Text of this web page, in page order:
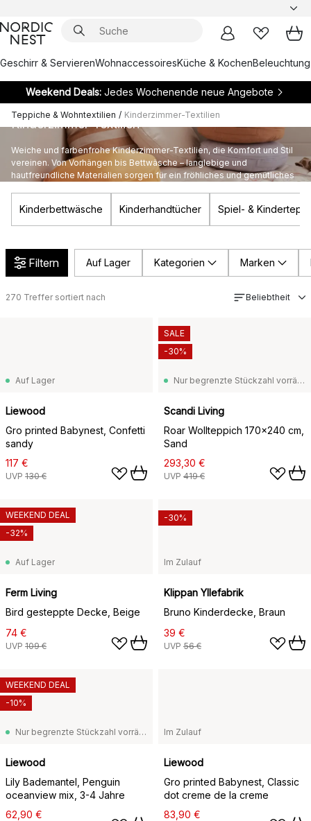
Geschirr & ServierenWohnaccessoiresKüche & KochenBeleuchtung
Weekend Deals:Jedes Wochenende neue Angebote
Teppiche & Wohntextilien / Kinderzimmer-Textilien
Kinderzimmer-Textilien
Weiche und farbenfrohe Kinderzimmer-Textilien, die Komfort und Stil
vereinen. Von Vorhängen bis Bettwäsche – langlebige und
hautfreundliche Materialien sorgen für ein fröhliches und gemütliches
Kinderbettwäsche Kinderhandtücher Spiel- &
Filtern Auf Lager Kategorien Marken
270 Treffer sortiert nach Beliebtheit
Auf Lager
Liewood
Gro printed Babynest, Confetti
sandy
117 €
UVP 130 €
Nur begrenzte Stückzahl vorrätig
Scandi Living
Roar Wollteppich 170x240 cm,
Sand
293,30 €
UVP 419 €
SALE
-30%
Auf Lager
Ferm Living
Bird gesteppte Decke, Beige
74 €
UVP 109 €
WEEKEND DEAL
-32%
Im Zulauf
Klippan Yllefabrik
Bruno Kinderdecke, Braun
39 €
UVP 56 €
-30%
Nur begrenzte Stückzahl vorrätig
Liewood
Lily Bademantel, Penguin
oceanview mix, 3-4 Jahre
62,90 €
WEEKEND DEAL
-10%
Im Zulauf
Liewood
Gro printed Babynest, Classic
dot creme de la creme
83,90 €